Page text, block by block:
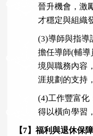
晉升機會，激
才穩定與組織
(3)導師與指導
擔任導師(輔
境與職務內容
涯規劃的支持
(4)工作豐富化
得以橫向學習
【7】福利與退休保障